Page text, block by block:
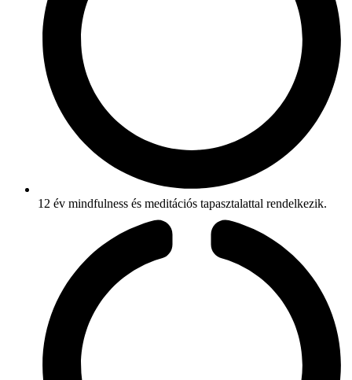
12 év mindfulness és meditációs tapasztalattal rendelkezik.